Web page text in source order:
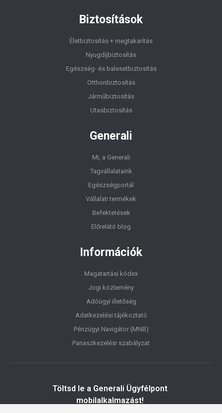
Biztosítások
Életbiztosítás + megtakarítás
Nyugdíjbiztosítás
Egészség- és balesetbiztosítás
Otthonbiztosítás
Járműbiztosítás
Utasbiztosítás
Generali
Mi, a Generali
Tagvállalataink
Egészségportál
Vállalati termékek
Befektetések
Előrelátó blog
Információk
Magatartási kódex
Jogi közlemény
Adóügyi illetőség
Adatkezelési tájékoztató
Pénzügyi Navigátor (MNB)
Panaszkezelési szabályzat
Töltsd le a Generali Ügyfélpont
mobilalkalmazást!